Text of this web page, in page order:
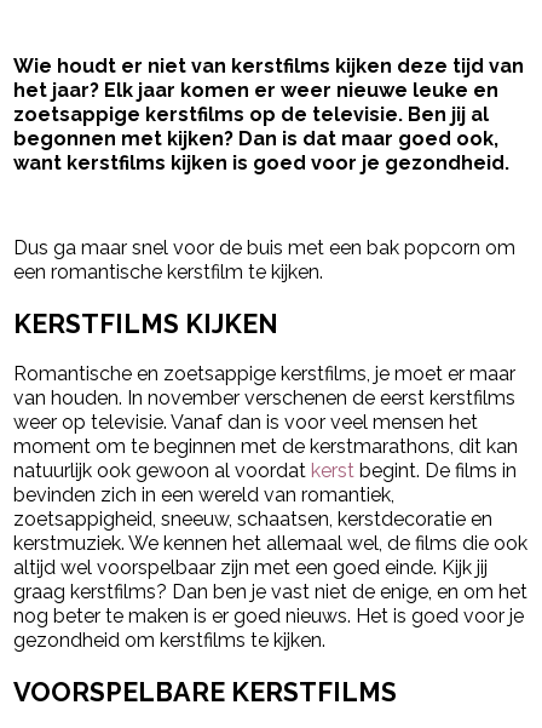
Wie houdt er niet van kerstfilms kijken deze tijd van
het jaar? Elk jaar komen er weer nieuwe leuke en
zoetsappige kerstfilms op de televisie. Ben jij al
begonnen met kijken? Dan is dat maar goed ook,
want kerstfilms kijken is goed voor je gezondheid.
Dus ga maar snel voor de buis met een bak popcorn om
een romantische kerstfilm te kijken.
KERSTFILMS KIJKEN
Romantische en zoetsappige kerstfilms, je moet er maar
van houden. In november verschenen de eerst kerstfilms
weer op televisie. Vanaf dan is voor veel mensen het
moment om te beginnen met de kerstmarathons, dit kan
natuurlijk ook gewoon al voordat kerst begint. De films in
bevinden zich in een wereld van romantiek,
zoetsappigheid, sneeuw, schaatsen, kerstdecoratie en
kerstmuziek. We kennen het allemaal wel, de films die ook
altijd wel voorspelbaar zijn met een goed einde. Kijk jij
graag kerstfilms? Dan ben je vast niet de enige, en om het
nog beter te maken is er goed nieuws. Het is goed voor je
gezondheid om kerstfilms te kijken.
VOORSPELBARE KERSTFILMS